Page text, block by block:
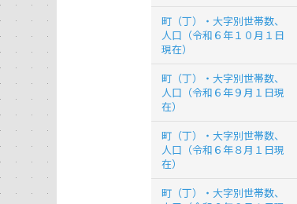
町（丁）・大字別世帯数、
人口（令和６年１０月１日
現在）
町（丁）・大字別世帯数、
人口（令和６年９月１日現
在）
町（丁）・大字別世帯数、
人口（令和６年８月１日現
在）
町（丁）・大字別世帯数、